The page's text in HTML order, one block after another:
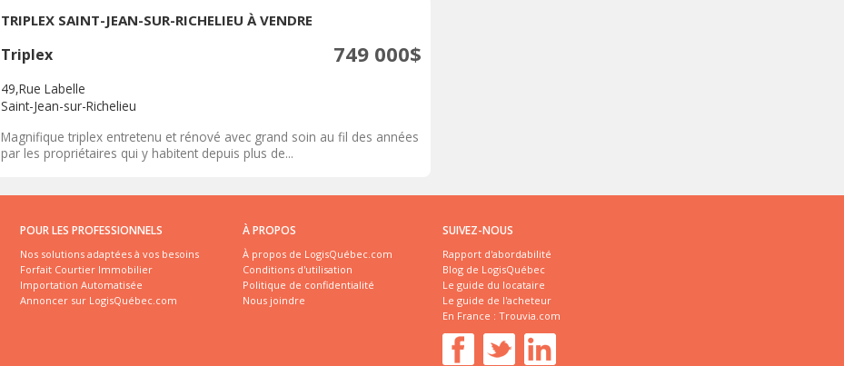
TRIPLEX SAINT-JEAN-SUR-RICHELIEU À VENDRE
Triplex 749 000$
49,Rue Labelle
Saint-Jean-sur-Richelieu
Magnifique triplex entretenu et rénové avec grand soin au fil des années
par les propriétaires qui y habitent depuis plus de...
POUR LES PROFESSIONNELS
Nos solutions adaptées à vos besoins
Forfait Courtier Immobilier
Importation Automatisée
Annoncer sur LogisQuébec.com
À PROPOS
À propos de LogisQuébec.com
Conditions d'utilisation
Politique de confidentialité
Nous joindre
SUIVEZ-NOUS
Rapport d'abordabilité
Blog de LogisQuébec
Le guide du locataire
Le guide de l'acheteur
En France : Trouvia.com